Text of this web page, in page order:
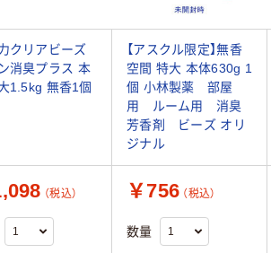
クリアビーズ
消臭プラス 本
1.5kg 無香1個
【アスクル限定】無香
空間 特大 本体630g 1
個 小林製薬 部屋
用 ルーム用 消臭
芳香剤 ビーズ オリ
ジナル
（税込） ￥756 （税込）
数量